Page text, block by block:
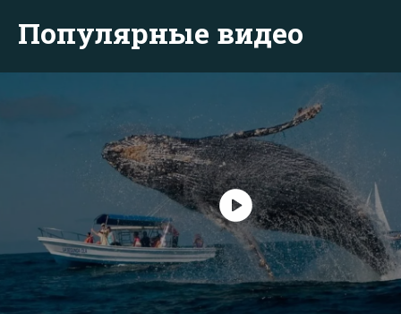
Популярные видео